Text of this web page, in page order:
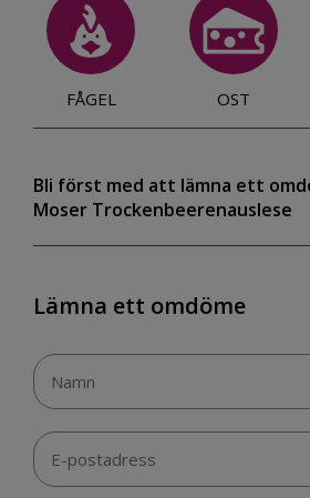
FÅGEL OST
Bli först med att lämna ett
Moser Trockenbeerenauslese
Lämna ett omdöme